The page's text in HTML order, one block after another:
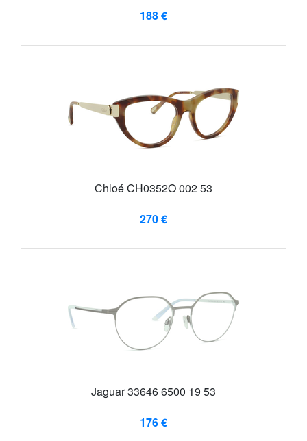
188 €
Chloé CH0352O 002 53
270 €
Jaguar 33646 6500 19 53
176 €